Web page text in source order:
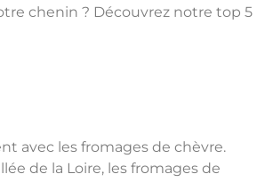
chenin ? Découvrez notre top 5
avec les fromages de chèvre.
de la Loire, les fromages de